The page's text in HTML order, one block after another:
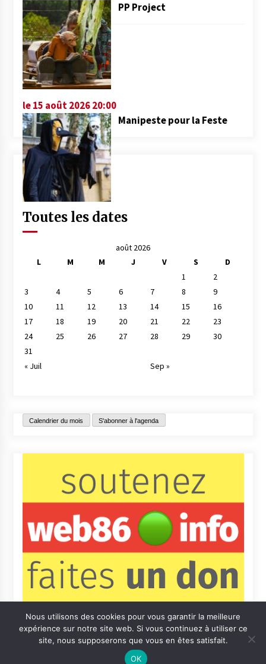
PP Project
le 15 août 2026 20:00
Manipeste pour la Feste
Toutes les dates
août 2026
L
M M J V S
D
1
2
3
4 5 6 7 8
9
10
11 12 13 14 15
16
17
18 19 20 21 22
23
24
25 26 27 28 29
30
31
« Juil
Sep »
Calendrier du mois S'abonner à l'agenda
Qui sommes-nous ? Informations légales
Nous utilisons des cookies pour vous garantir la meilleure
expérience sur notre site web. Si vous continuez à utiliser ce
site, nous supposerons que vous en êtes satisfait.
OK